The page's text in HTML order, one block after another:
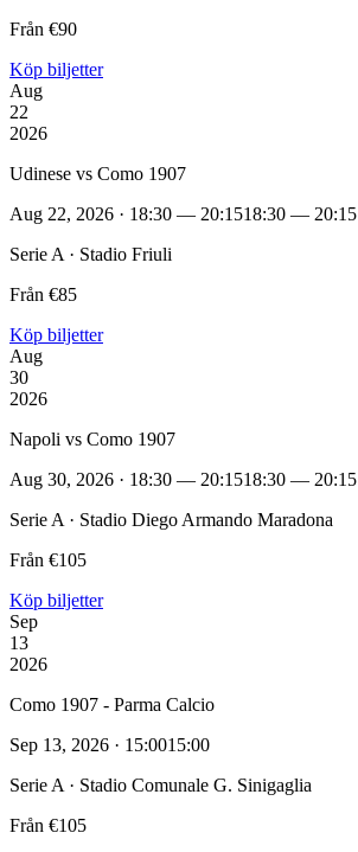
Från €90
Köp biljetter
Aug
22
2026
Udinese vs Como 1907
Aug 22, 2026 · 18:30 — 20:1518:30 — 20:15
Serie A · Stadio Friuli
Från €85
Köp biljetter
Aug
30
2026
Napoli vs Como 1907
Aug 30, 2026 · 18:30 — 20:1518:30 — 20:15
Serie A · Stadio Diego Armando Maradona
Från €105
Köp biljetter
Sep
13
2026
Como 1907 - Parma Calcio
Sep 13, 2026 · 15:0015:00
Serie A · Stadio Comunale G. Sinigaglia
Från €105